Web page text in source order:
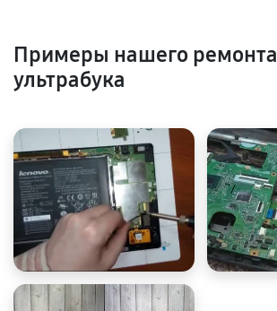
Примеры нашего ремонта
ультрабука